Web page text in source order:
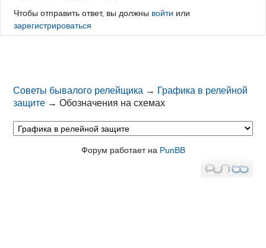
Чтобы отправить ответ, вы должны войти или
зарегистрироваться
Советы бывалого релейщика → Графика в релейной
защите →Обозначения на схемах
Форум работает на PunBB